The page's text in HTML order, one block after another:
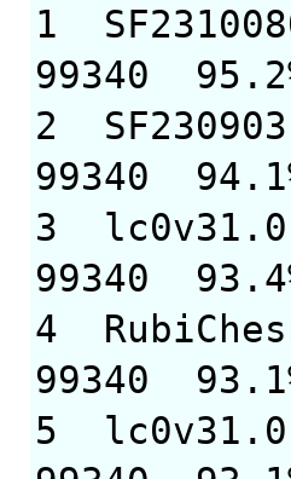
1
99340
2
99340
3
99340
4
99340
5